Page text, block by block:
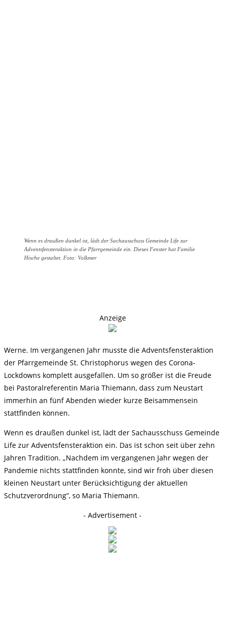
Wenn es draußen dunkel ist, lädt der Sachausschuss Gemeinde Life zur
Adventsfensteraktion in die Pfarrgemeinde ein. Dieses Fenster hat Familie
Hische gestaltet. Foto: Volkmer
Anzeige
Werne. Im vergangenen Jahr musste die Adventsfensteraktion
der Pfarrgemeinde St. Christophorus wegen des Corona-
Lockdowns komplett ausgefallen. Um so größer ist die Freude
bei Pastoralreferentin Maria Thiemann, dass zum Neustart
immerhin an fünf Abenden wieder kurze Beisammensein
stattfinden können.
Wenn es draußen dunkel ist, lädt der Sachausschuss Gemeinde
Life zur Adventsfensteraktion ein. Das ist schon seit über zehn
Jahren Tradition. „Nachdem im vergangenen Jahr wegen der
Pandemie nichts stattfinden konnte, sind wir froh über diesen
kleinen Neustart unter Berücksichtigung der aktuellen
Schutzverordnung“, so Maria Thiemann.
- Advertisement -